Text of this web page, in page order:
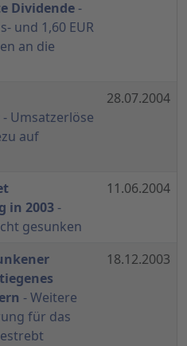
Dividende-
und 1,60 EUR
an die
- Umsatzerlöse
auf
28.07.2004
in 2003-
gesunken
11.06.2004
- Weitere
für das
18.12.2003